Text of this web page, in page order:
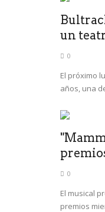
un
0
El próximo
años, una
0
El musical
premios